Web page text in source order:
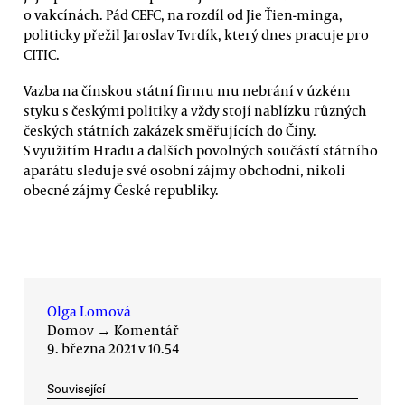
o vakcínách. Pád CEFC, na rozdíl od Jie Ťien-minga,
politicky přežil Jaroslav Tvrdík, který dnes pracuje pro
CITIC.
Vazba na čínskou státní firmu mu nebrání v úzkém
styku s českými politiky a vždy stojí nablízku různých
českých státních zakázek směřujících do Číny.
S využitím Hradu a dalších povolných součástí státního
aparátu sleduje své osobní zájmy obchodní, nikoli
obecné zájmy České republiky.
Olga Lomová
Domov → Komentář
9. března 2021 v 10.54
Související